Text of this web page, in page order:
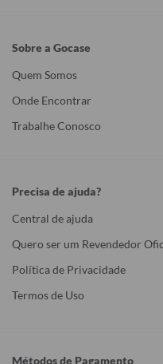
Sobre a Gocase
Quem Somos
Onde Encontrar
Trabalhe Conosco
Precisa de ajuda?
Central de ajuda
Quero ser um Revendedor
Política de Privacidade
Termos de Uso
Métodos de Pagamento